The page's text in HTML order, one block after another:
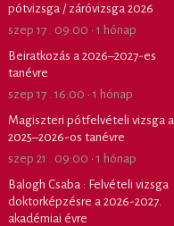
pótvizsga / záróvizsga 2026
szep 17 . 09:00 · 1 hónap
Beiratkozás a 2026–2027-es
tanévre
szep 17 . 16:00 · 1 hónap
Magiszteri pótfelvételi vizsga a
2025–2026-os tanévre
szep 21 . 09:00 · 1 hónap
Balogh Csaba : Felvételi vizsga
doktorképzésre a 2026-2027.
akadémiai évre